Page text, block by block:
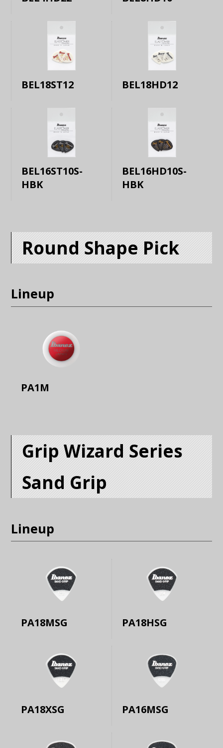
BEL18ST12 BEL18HD12
BEL16ST10S-
HBK
BEL16HD10S-
HBK
Round Shape Pick
Lineup
PA1M
Grip Wizard Series
Sand Grip
Lineup
PA18MSG PA18HSG
PA18XSG PA16MSG